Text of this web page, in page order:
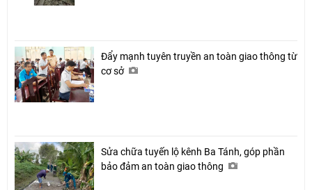
Đẩy mạnh tuyên truyền an toàn giao thông từ
cơ sở
Sửa chữa tuyến lộ kênh Ba Tánh, góp phần
bảo đảm an toàn giao thông